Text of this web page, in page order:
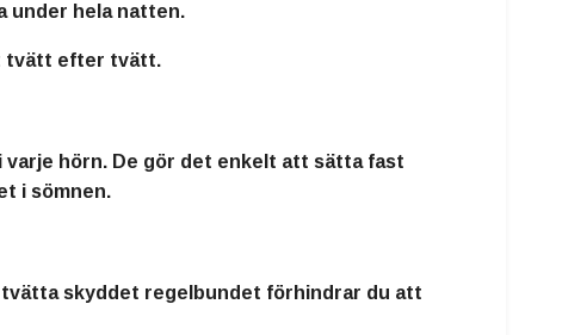
under hela natten.
tvätt efter tvätt.
hörn. De gör det enkelt att sätta fast
i sömnen.
skyddet regelbundet förhindrar du att